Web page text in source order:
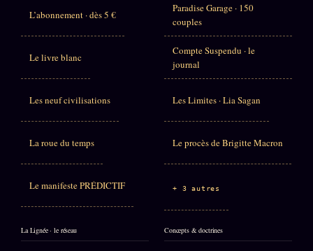
L’abonnement · dès 5 €
Le livre blanc
Les neuf civilisations
La roue du temps
Le manifeste PRÉDICTIF
Paradise Garage · 150
couples
Compte Suspendu · le
journal
Les Limites · Lia Sagan
Le procès de Brigitte Macron
+ 3 autres
La Lignée · le réseau Concepts & doctrines